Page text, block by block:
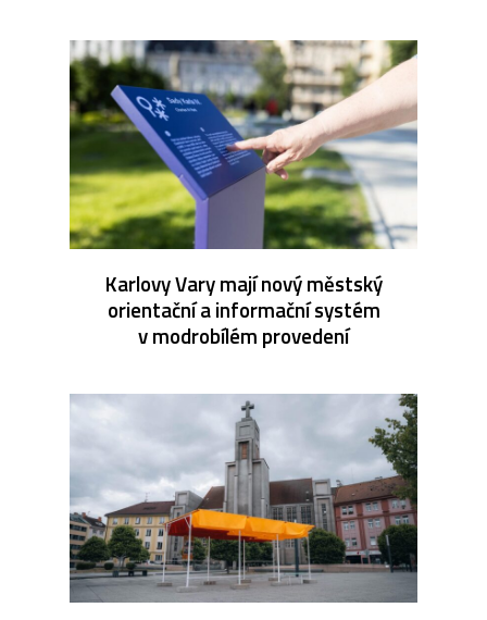
Karlovy Vary mají nový městský
orientační a informační systém
v modrobílém provedení